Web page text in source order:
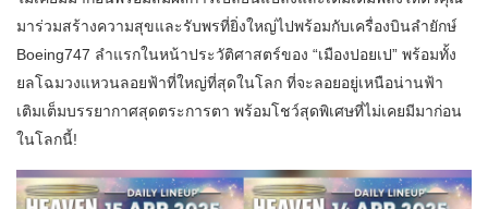
มาร่วมสร้างความสุขและรับพรที่ยิ่งใหญ่ไปพร้อมกับเครื่องบินลำยักษ์
Boeing747 ลำแรกในหน้าประวัติศาสตร์ของ “เมืองปอยเป” พร้อมทั้ง
ยลโฉมวงแหวนลอยฟ้าที่ใหญ่ที่สุดในโลก ที่จะลอยอยู่เหนือน่านฟ้า
เติมเต็มบรรยากาศสุดตระการตา พร้อมโชว์สุดพิเศษที่ไม่เคยมีมาก่อน
ในโลกนี้!